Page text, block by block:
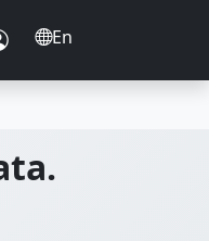
En